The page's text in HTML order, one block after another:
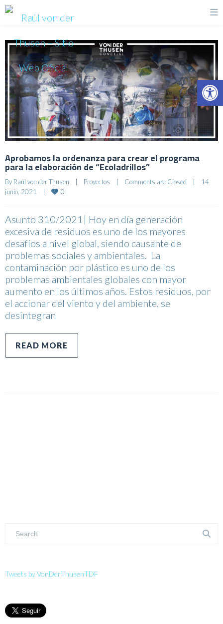
Aprobamos la ordenanza para crear el programa
para la elaboración de “Ecoladrillos”
By Raúl von der Thusen | Proyectos | Comments are Closed |
14
junio, 2021
| 0
Asunto 310/2021| Hoy en día generación
excesiva de residuos es uno de los mayores
desafíos a nivel global, siendo causante de
problemas sociales y ambientales. La
contaminación por plástico es uno de los
problemas ambientales globales con mayor
aumento en los últimos años. Estos residuos, por
el accionar del viento y del ambiente, se
desintegran
READ MORE
Tweets by VonDerThusenTDF